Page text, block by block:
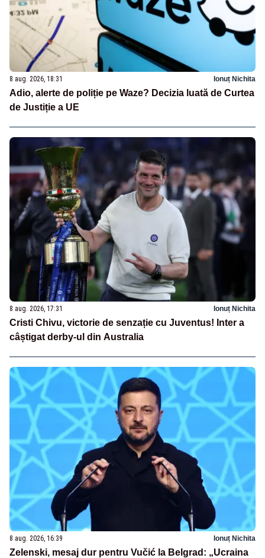
8 aug. 2026, 18:31 Ionuț Nichita
Adio, alerte de poliție pe Waze? Decizia luată de Curtea
de Justiție a UE
8 aug. 2026, 17:31 Ionuț Nichita
Cristi Chivu, victorie de senzație cu Juventus! Inter a
câștigat derby-ul din Australia
8 aug. 2026, 16:39 Ionuț Nichita
Zelenski, mesaj dur pentru Vučić la Belgrad: „Ucraina